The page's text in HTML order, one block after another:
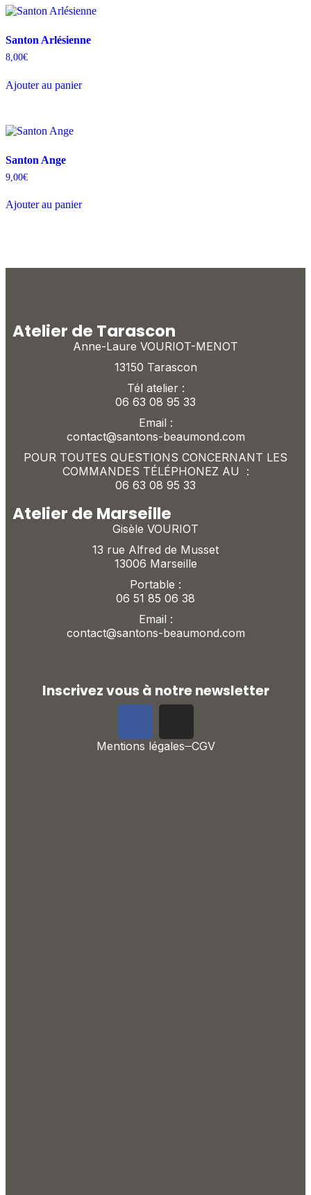
Santon Arlésienne
8,00€
Ajouter au panier
Santon Ange
9,00€
Ajouter au panier
Atelier de Tarascon
Anne-Laure VOURIOT-MENOT
13150 Tarascon
Tél atelier :
06 63 08 95 33
Email :
contact@santons-beaumond.com
POUR TOUTES QUESTIONS CONCERNANT LES
COMMANDES TÉLÉPHONEZ AU :
06 63 08 95 33
Atelier de Marseille
Gisèle VOURIOT
13 rue Alfred de Musset
13006 Marseille
Portable :
06 51 85 06 38
Email :
contact@santons-beaumond.com
Inscrivez vous à notre newsletter
Mentions légales CGV